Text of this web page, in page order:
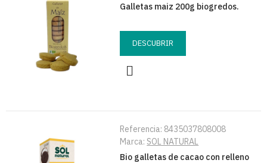
Galletas maiz 200g biogredos.
DESCUBRIR
Referencia: 8435037808008
Marca: SOL NATURAL
Bio galletas de cacao con relleno